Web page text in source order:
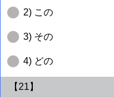
2) この
3) その
4) どの
【21】